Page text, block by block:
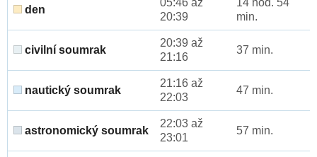
den
05:46 až
20:39
14 hod. 54
min.
civilní soumrak
20:39 až
21:16
37 min.
nautický soumrak
21:16 až
22:03
47 min.
astronomický soumrak
22:03 až
23:01
57 min.